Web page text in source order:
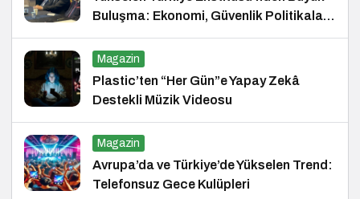
Buluşma: Ekonomi, Güvenlik Politikaları
ve Hukuk Konferansı
Magazin
Plastic’ten “Her Gün”e Yapay Zekâ
Destekli Müzik Videosu
Magazin
Avrupa’da ve Türkiye’de Yükselen Trend:
Telefonsuz Gece Kulüpleri